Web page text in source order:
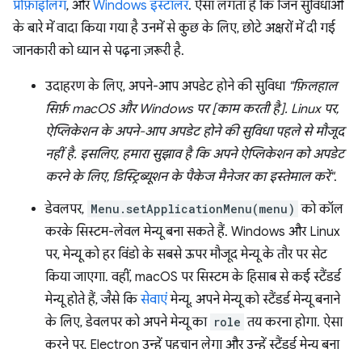
प्रोफ़ाइलिंग, औरWindows इंस्टॉलर. ऐसा लगता है कि जिन सुविधाओं
के बारे में वादा किया गया है उनमें से कुछ के लिए, छोटे अक्षरों में दी गई
जानकारी को ध्यान से पढ़ना ज़रूरी है.
उदाहरण के लिए, अपने-आप अपडेट होने की सुविधा "फ़िलहाल
सिर्फ़ macOS और Windows पर [काम करती है]. Linux पर,
ऐप्लिकेशन के अपने-आप अपडेट होने की सुविधा पहले से मौजूद
नहीं है. इसलिए, हमारा सुझाव है कि अपने ऐप्लिकेशन को अपडेट
करने के लिए, डिस्ट्रिब्यूशन के पैकेज मैनेजर का इस्तेमाल करें".
डेवलपर, Menu.setApplicationMenu(menu) को कॉल
करके सिस्टम-लेवल मेन्यू बना सकते हैं. Windows और Linux
पर, मेन्यू को हर विंडो के सबसे ऊपर मौजूद मेन्यू के तौर पर सेट
किया जाएगा. वहीं, macOS पर सिस्टम के हिसाब से कई स्टैंडर्ड
मेन्यू होते हैं, जैसे किसेवाएंमेन्यू. अपने मेन्यू को स्टैंडर्ड मेन्यू बनाने
के लिए, डेवलपर को अपने मेन्यू का role तय करना होगा. ऐसा
करने पर, Electron उन्हें पहचान लेगा और उन्हें स्टैंडर्ड मेन्यू बना